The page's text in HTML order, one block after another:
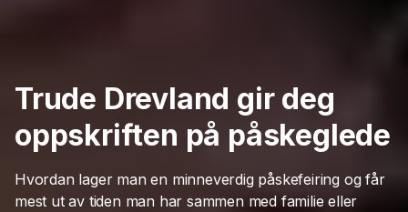
Trude Drevland gir deg
oppskriften på påskeglede
Hvordan lager man en minneverdig påskefeiring og får
mest ut av tiden man har sammen med familie eller